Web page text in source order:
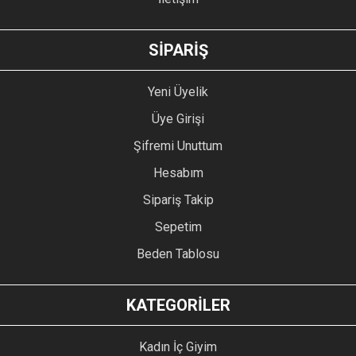
GÖNDER
SİPARİŞ
Yeni Üyelik
Üye Girişi
Şifremi Unuttum
Hesabım
Sipariş Takip
Sepetim
Beden Tablosu
KATEGORİLER
Kadın İç Giyim